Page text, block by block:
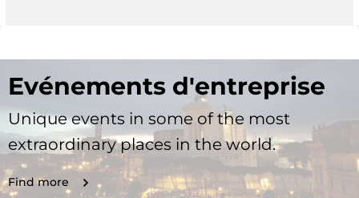
Evénements d'entreprise
Unique events in some of the most
extraordinary places in the world.
Find more